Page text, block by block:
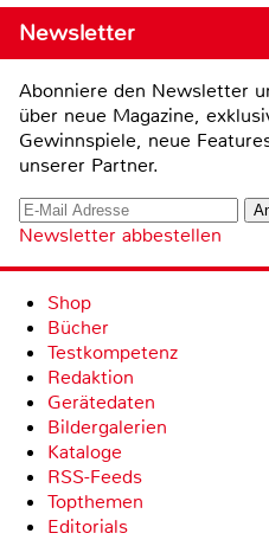
Newsletter
Abonniere den Newsletter
über neue Magazine,
Gewinnspiele, neue
unserer Partner.
Newsletter abbestellen
Shop
Bücher
Testkompetenz
Redaktion
Gerätedaten
Bildergalerien
Kataloge
RSS-Feeds
Topthemen
Editorials